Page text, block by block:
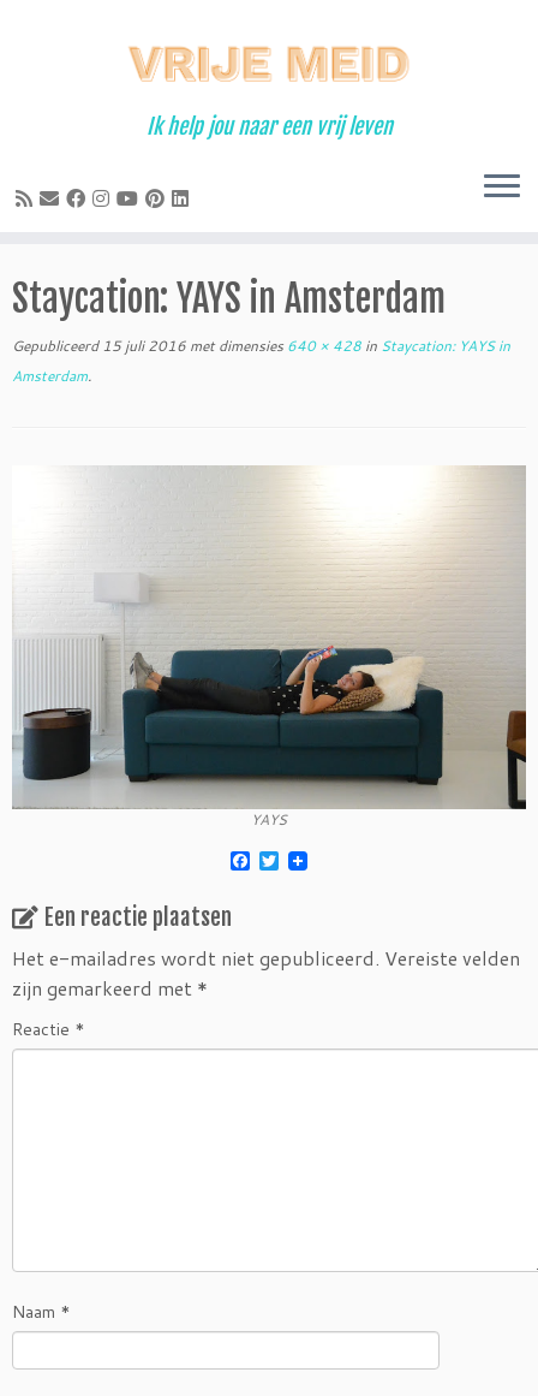
Ik help jou naar een vrij leven
Staycation: YAYS in Amsterdam
Gepubliceerd 15 juli 2016 met dimensies 640 × 428 in Staycation: YAYS in
Amsterdam.
YAYS
F
o
T
w
e
r
Een reactie plaatsen
Het e-mailadres wordt niet gepubliceerd. Vereiste velden
zijn gemarkeerd met *
Reactie *
Naam *